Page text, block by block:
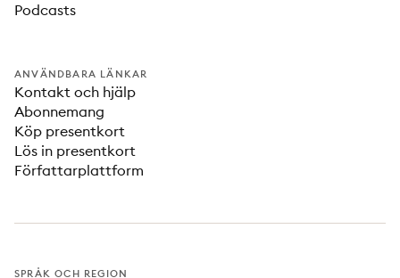
Podcasts
ANVÄNDBARA LÄNKAR
Kontakt och hjälp
Abonnemang
Köp presentkort
Lös in presentkort
Författarplattform
SPRÅK OCH REGION